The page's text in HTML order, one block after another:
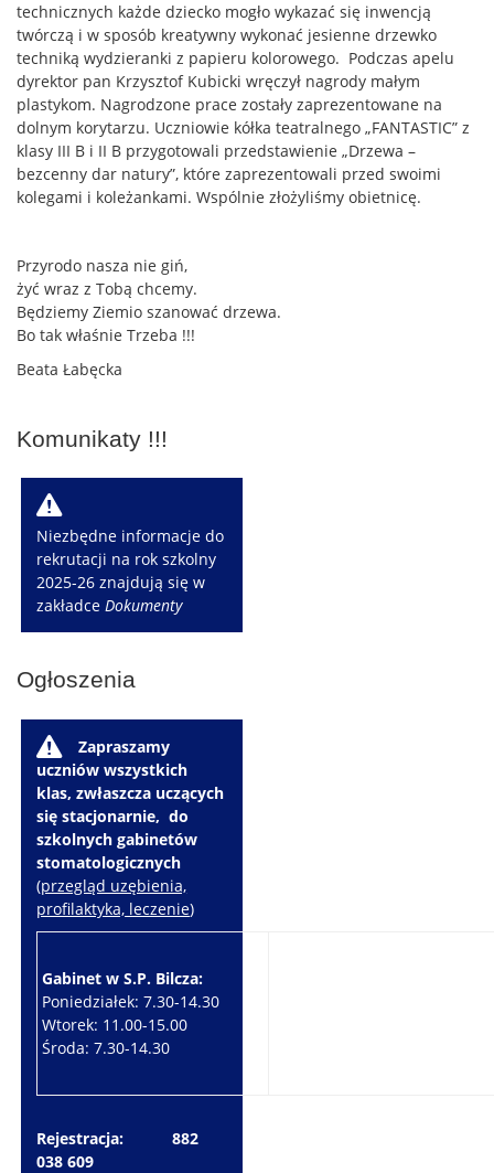
technicznych każde dziecko mogło wykazać się inwencją
twórczą i w sposób kreatywny wykonać jesienne drzewko
techniką wydzieranki z papieru kolorowego. Podczas apelu
dyrektor pan Krzysztof Kubicki wręczył nagrody małym
plastykom. Nagrodzone prace zostały zaprezentowane na
dolnym korytarzu. Uczniowie kółka teatralnego „FANTASTIC” z
klasy III B i II B przygotowali przedstawienie „Drzewa –
bezcenny dar natury”, które zaprezentowali przed swoimi
kolegami i koleżankami. Wspólnie złożyliśmy obietnicę.
Przyrodo nasza nie giń,
żyć wraz z Tobą chcemy.
Będziemy Ziemio szanować drzewa.
Bo tak właśnie Trzeba !!!
Beata Łabęcka
Komunikaty !!!
W
Niezbędne informacje do
rekrutacji na rok szkolny
2025-26 znajdują się w
zakładceDokumenty
Ogłoszenia
W
Zapraszamy
uczniów wszystkich
klas, zwłaszcza uczących
się stacjonarnie, do
szkolnych gabinetów
stomatologicznych
(przegląd uzębienia,
profilaktyka, leczenie)
Gabinet w S.P. Bilcza:
Poniedziałek: 7.30-14.30
Wtorek: 11.00-15.00
Środa: 7.30-14.30
Rejestracja: 882
038 609